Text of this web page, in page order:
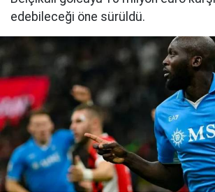
edebileceği öne sürüldü.